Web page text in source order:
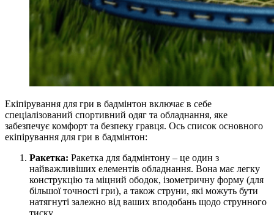
Екіпірування для гри в бадмінтон включає в себе
спеціалізований спортивний одяг та обладнання, яке
забезпечує комфорт та безпеку гравця. Ось список основного
екіпірування для гри в бадмінтон:
Ракетка: Ракетка для бадмінтону – це один з
найважливіших елементів обладнання. Вона має легку
конструкцію та міцний ободок, ізометричну форму (для
більшої точності гри), а також струни, які можуть бути
натягнуті залежно від ваших вподобань щодо струнного
тиску.